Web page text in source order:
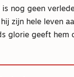
is nog geen
zijn hele leven
glorie geeft hem